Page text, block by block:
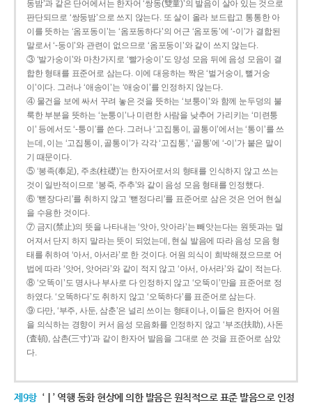
동밤’과 같은 단어에서는 한자어 ‘쌍동(雙童)’의 발음이 살아 있는 것으로
판단되므로 ‘쌍둥밤’으로 쓰지 않는다. 또 살이 올라 보드랍고 통통한 아
이를 뜻하는 ‘옴포동이’는 ‘옴포동하다’의 어근 ‘옴포동’에 ‘-이’가 결합된
말로서 ‘-둥이’와 관련이 없으므로 ‘옴포둥이’와 같이 쓰지 않는다.
③ ‘발가숭이’와 마찬가지로 ‘빨가숭이’도 양성 모음 뒤에 음성 모음이 결
합한 형태를 표준어로 삼는다. 이에 대응하는 짝은 ‘벌거숭이, 뻘거숭
이’이다. 그러나 ‘애송이’는 ‘애숭이’를 인정하지 않는다.
④ 물건을 보에 싸서 꾸려 놓은 것을 뜻하는 ‘보퉁이’와 함께 눈두덩의 불
룩한 부분을 뜻하는 ‘눈퉁이’나 미련한 사람을 낮추어 가리키는 ‘미련퉁
이’ 등에서도 ‘-퉁이’를 쓴다. 그러나 ‘고집통이, 골통이’에서는 ‘통이’를 쓰
는데, 이는 ‘고집통이, 골통이’가 각각 ‘고집통’, ‘골통’에 ‘-이’가 붙은 말이
기 때문이다.
⑤ ‘봉족(奉足), 주초(柱礎)’는 한자어로서의 형태를 인식하지 않고 쓰는
것이 일반적이므로 ‘봉죽, 주추’와 같이 음성 모음 형태를 인정했다.
⑥ ‘뻗장다리’를 취하지 않고 ‘뻗정다리’를 표준어로 삼은 것은 언어 현실
을 수용한 것이다.
⑦ 금지(禁止)의 뜻을 나타내는 ‘앗아, 앗아라’는 빼앗는다는 원뜻과는 멀
어져서 단지 하지 말라는 뜻이 되었는데, 현실 발음에 따라 음성 모음 형
태를 취하여 ‘아서, 아서라’로 한 것이다. 어원 의식이 희박해졌으므로 어
법에 따라 ‘앗어, 앗어라’와 같이 적지 않고 ‘아서, 아서라’와 같이 적는다.
⑧ ‘오똑이’도 명사나 부사로 다 인정하지 않고 ‘오뚝이’만을 표준어로 정
하였다. ‘오똑하다’도 취하지 않고 ‘오뚝하다’를 표준어로 삼는다.
⑨ 다만, ‘부주, 사둔, 삼춘’은 널리 쓰이는 형태이나, 이들은 한자어 어원
을 의식하는 경향이 커서 음성 모음화를 인정하지 않고 ‘부조(扶助), 사돈
(査頓), 삼촌(三寸)’과 같이 한자어 발음을 그대로 쓴 것을 표준어로 삼았
다.
제9항 ‘ㅣ’ 역행 동화 현상에 의한 발음은 원칙적으로 표준 발음으로 인정